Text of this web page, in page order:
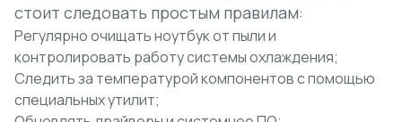
стоит следовать простым правилам:
Регулярно очищать ноутбук от пыли и
контролировать работу системы охлаждения;
Следить за температурой компонентов с помощью
специальных утилит;